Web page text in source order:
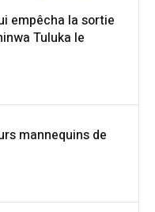
empêcha la sortie
Tuluka le
mannequins de